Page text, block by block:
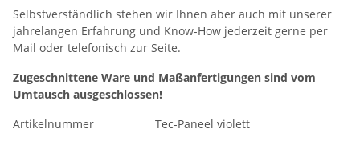
Selbstverständlich stehen wir Ihnen aber auch mit unserer
jahrelangen Erfahrung und Know-How jederzeit gerne per
Mail oder telefonisch zur Seite.
Zugeschnittene Ware und Maßanfertigungen sind vom
Umtausch ausgeschlossen!
Artikelnummer
Tec-Paneel violett